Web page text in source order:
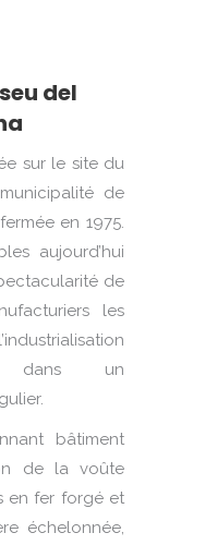
del
sur le site du
de
en 1975.
aujourd’hui
de
les
dans un
bâtiment
de la voûte
en fer forgé et
échelonnée,